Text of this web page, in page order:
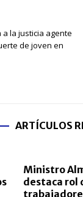
a la justicia agente
de joven en
ARTÍCULOS
Ministro
destaca rol